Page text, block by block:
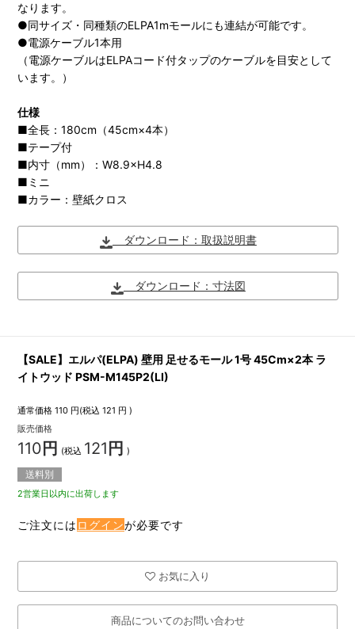
なります。
●同サイズ・同種類のELPA1mモールにも連結が可能です。
●電源ケーブル1本用
（電源ケーブルはELPAコード付タップのケーブルを目安として
います。）
仕様
■全長：180cm（45cm×4本）
■テープ付
■内寸（mm）：W8.9×H4.8
■ミニ
■カラー：壁紙クロス
ダウンロード：取扱説明書
ダウンロード：寸法図
【SALE】エルパ(ELPA) 壁用 足せるモール 1号 45Cm×2本 ラ
イトウッド PSM-M145P2(LI)
通常価格 110 円(税込121 円 )
販売価格
110 円 (税込 121 円 )
送料別
2営業日以内に出荷します
ご注文には ログインが必要です
お気に入り
商品についてのお問い合わせ